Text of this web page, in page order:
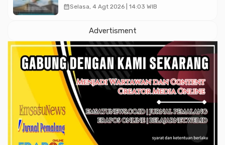
Masjid Istiqlal
calendar_monthSelasa, 4 Agt 2026 | 14:03 WIB
Advertisment